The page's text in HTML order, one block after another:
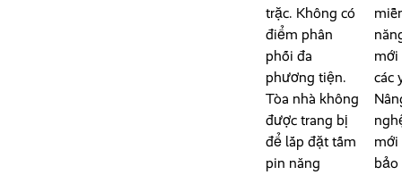
trặc. Không có
điểm phân
phối đa
phương tiện.
Tòa nhà không
được trang bị
để lắp đặt tấm
pin năng
mới
các
mới
bảo